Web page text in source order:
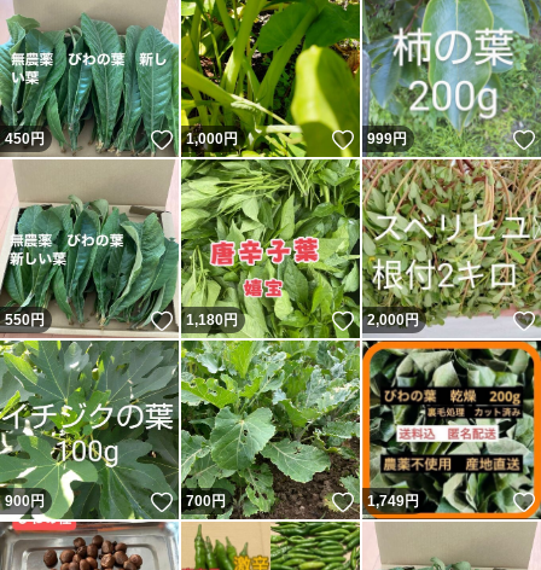
450円 いいね！
1,000円 いいね！
999円
550円 いいね！
1,180円 いいね！
2,000円
900円 いいね！
700円 いいね！
1,749円